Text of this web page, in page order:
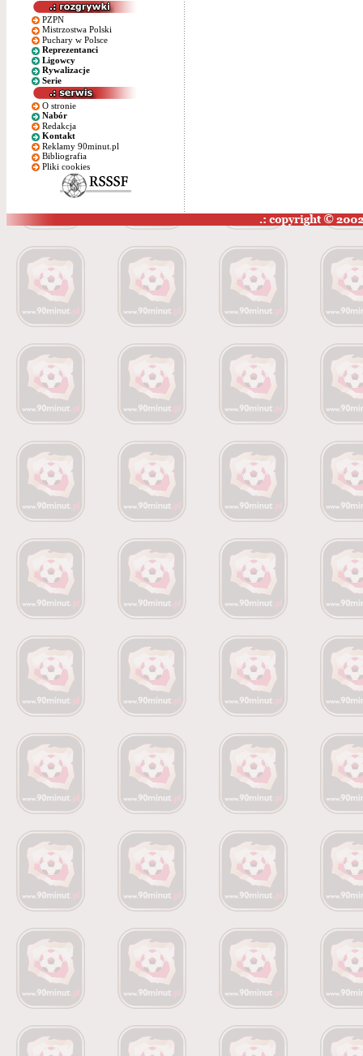
PZPN
Mistrzostwa Polski
Puchary w Polsce
Reprezentanci
Ligowcy
Rywalizacje
Serie
O stronie
Nabór
Redakcja
Kontakt
Reklamy 90minut.pl
Bibliografia
Pliki cookies